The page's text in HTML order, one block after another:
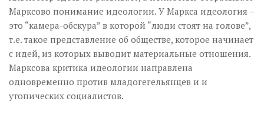
Марксово понимание идеологии. У Маркса идеология –
это “камера-обскура” в которой “люди стоят на голове”,
т.е. такое представление об обществе, которое начинает
с идей, из которых выводит материальные отношения.
Марксова критика идеологии направлена
одновременно против младогегельянцев и и
утопических социалистов.